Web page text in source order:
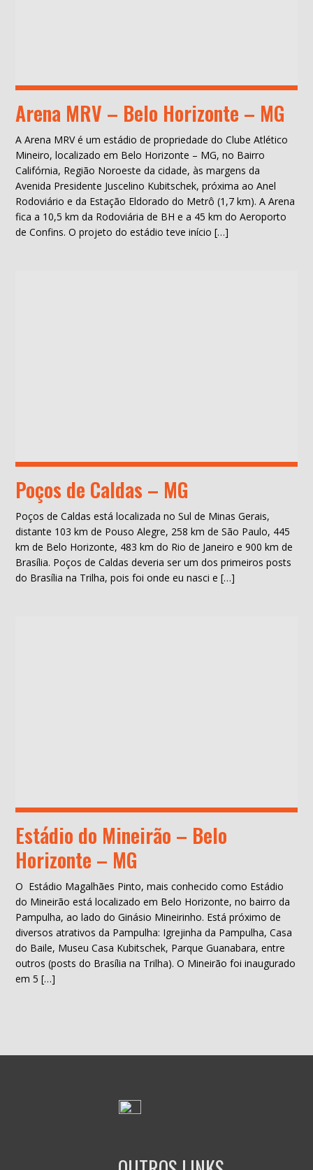
Arena MRV – Belo Horizonte – MG
A Arena MRV é um estádio de propriedade do Clube Atlético
Mineiro, localizado em Belo Horizonte – MG, no Bairro
Califórnia, Região Noroeste da cidade, às margens da
Avenida Presidente Juscelino Kubitschek, próxima ao Anel
Rodoviário e da Estação Eldorado do Metrô (1,7 km). A Arena
fica a 10,5 km da Rodoviária de BH e a 45 km do Aeroporto
de Confins. O projeto do estádio teve início […]
Poços de Caldas – MG
Poços de Caldas está localizada no Sul de Minas Gerais,
distante 103 km de Pouso Alegre, 258 km de São Paulo, 445
km de Belo Horizonte, 483 km do Rio de Janeiro e 900 km de
Brasília. Poços de Caldas deveria ser um dos primeiros posts
do Brasília na Trilha, pois foi onde eu nasci e […]
Estádio do Mineirão – Belo
Horizonte – MG
O Estádio Magalhães Pinto, mais conhecido como Estádio
do Mineirão está localizado em Belo Horizonte, no bairro da
Pampulha, ao lado do Ginásio Mineirinho. Está próximo de
diversos atrativos da Pampulha: Igrejinha da Pampulha, Casa
do Baile, Museu Casa Kubitschek, Parque Guanabara, entre
outros (posts do Brasília na Trilha). O Mineirão foi inaugurado
em 5 […]